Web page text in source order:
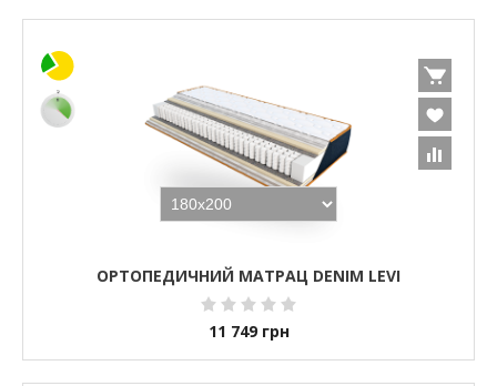
ОРТОПЕДИЧНИЙ МАТРАЦ DENIM LEVI
11 749 грн